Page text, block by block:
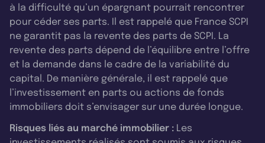
à la difficulté qu’un épargnant pourrait rencontrer
pour céder ses parts. Il est rappelé que France SCPI
ne garantit pas la revente des parts de SCPI. La
revente des parts dépend de l’équilibre entre l’offre
et la demande dans le cadre de la variabilité du
capital. De manière générale, il est rappelé que
l’investissement en parts ou actions de fonds
immobiliers doit s’envisager sur une durée longue.
Risques liés au marché immobilier : Les